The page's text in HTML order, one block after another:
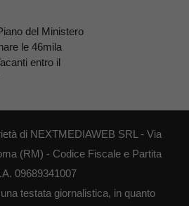
del Ministero
le 46mila
entro il
di NEXTMEDIAWEB SRL - Via
(RM) - Codice Fiscale e Partita
09689341007
testata giornalistica, in quanto